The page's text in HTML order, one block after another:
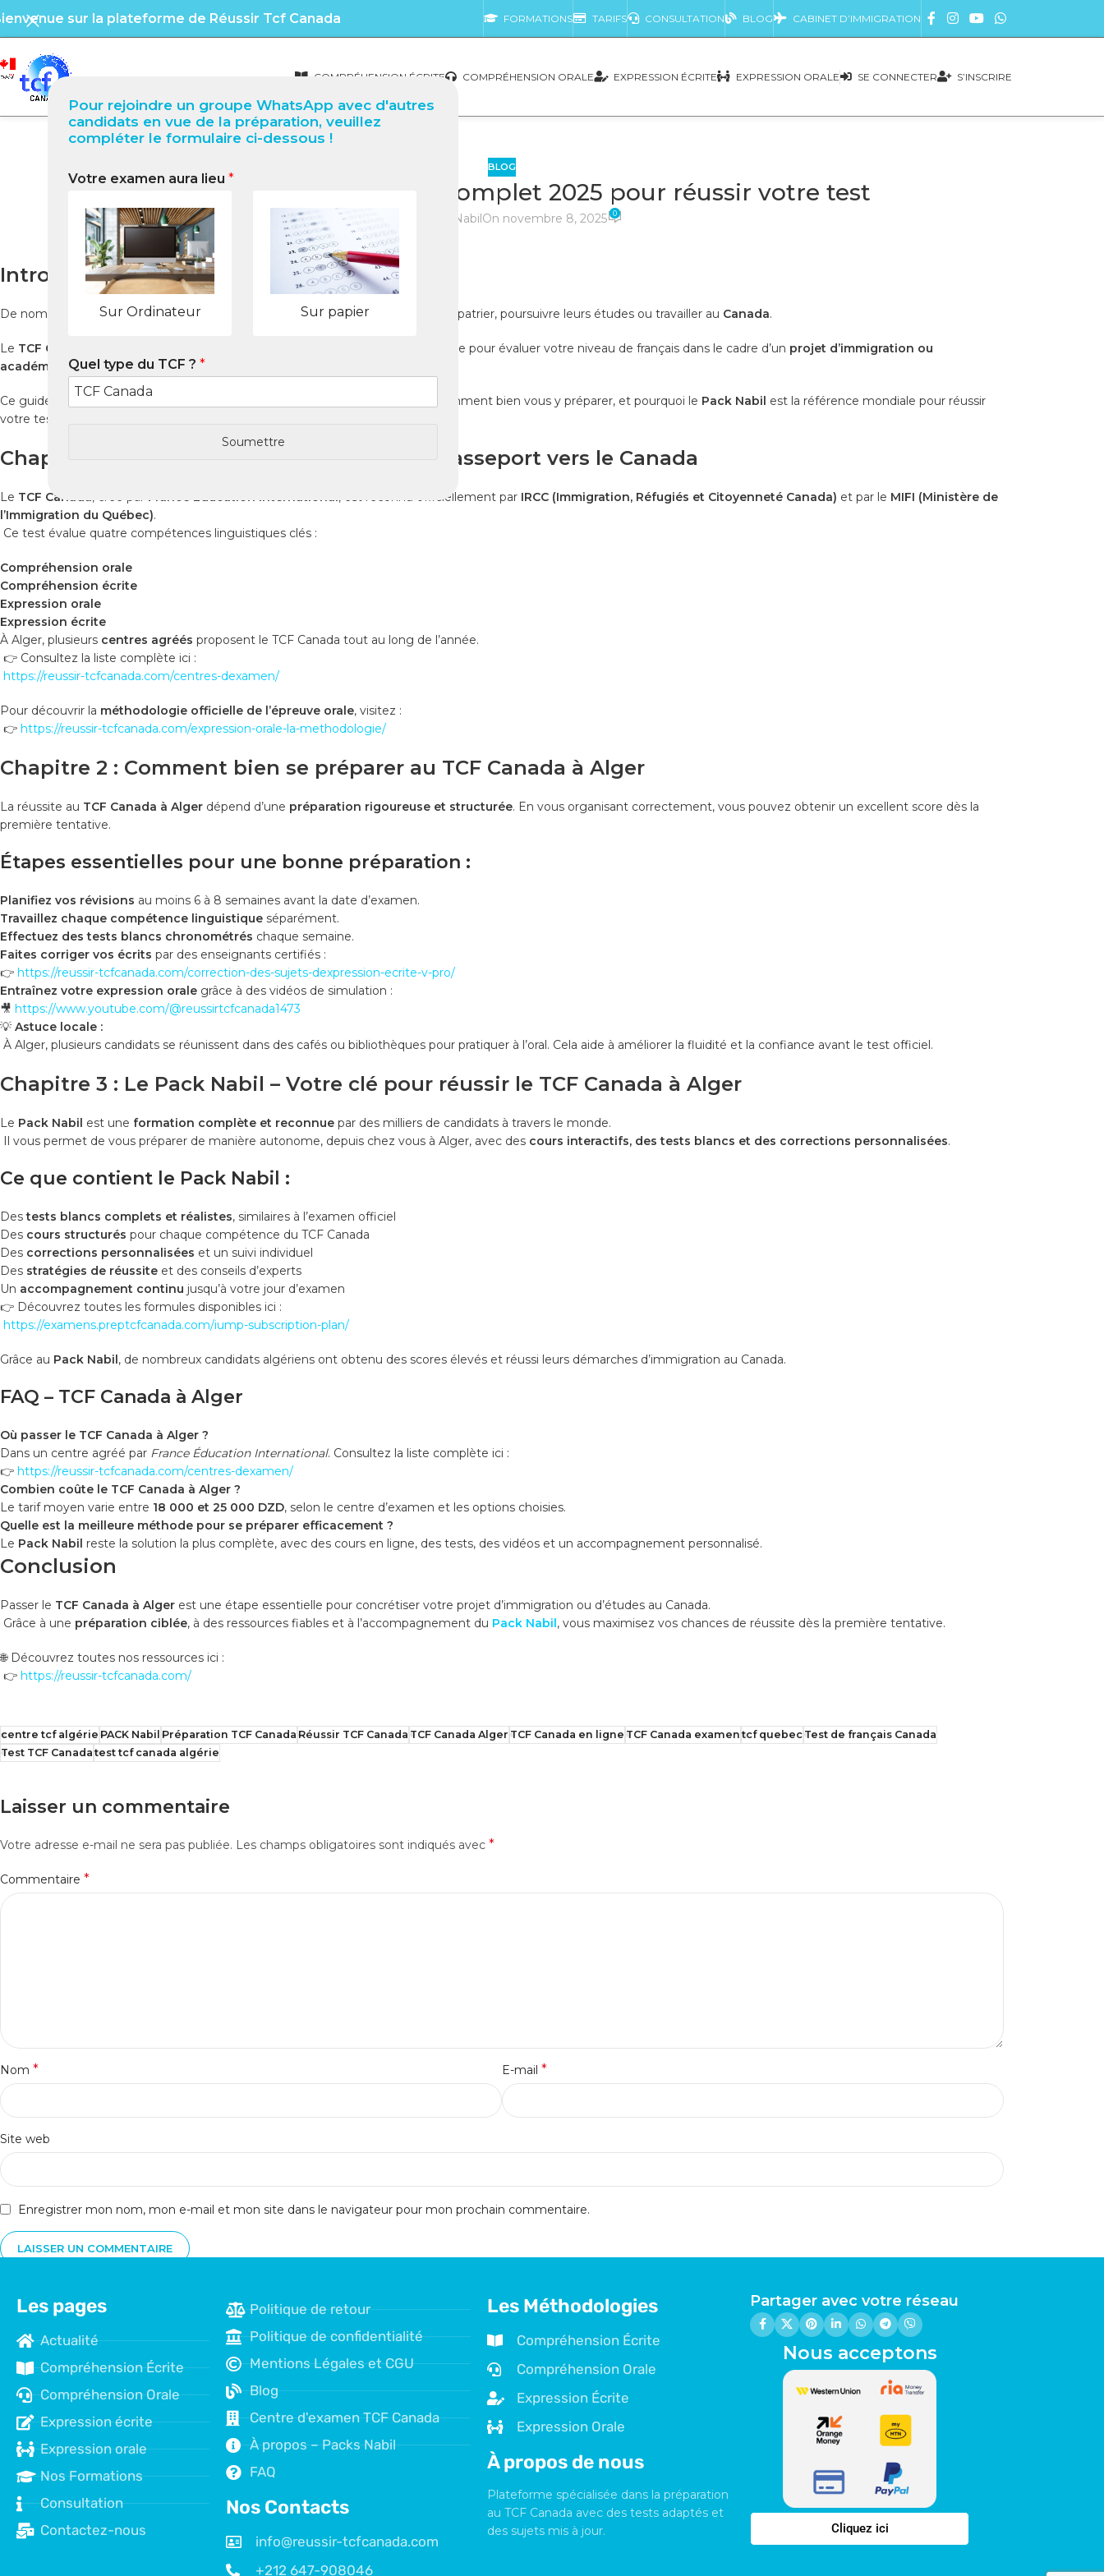
Pour rejoindre un groupe WhatsApp avec d'autres
candidats en vue de la préparation, veuillez
compléter le formulaire ci-dessous !
Votre examen aura lieu *
Sur Ordinateur Sur papier
Quel type du TCF ? *
Soumettre
sur la plateforme de Réussir Tcf Canada FORMATIONS TARIFS CONSULTATION BLOG CABINET D’IMMIGRATION
COMPRÉHENSION ÉCRITE COMPRÉHENSION ORALE EXPRESSION ÉCRITE EXPRESSION ORALE SE CONNECTER S’INSCRIRE
BLOG
TCF Canada à Alger Guide complet 2025 pour réussir votre test
NabilOn novembre 8, 2025 0
Introduction
De nombreux candidats àAlger, capitale de l’Algérie, souhaitent aujourd’hui s’expatrier, poursuivre leurs études ou travailler au Canada.
Le TCF Canada (Test de Connaissance du Français) est l’étape incontournable pour évaluer votre niveau de français dans le cadre d’un projet d’immigration ou
académique.
Ce guide complet vous explique , comment bien vous y préparer, et pourquoi le Pack Nabil est la référence mondiale pour réussir
votre test en 2025.
Chapitre 1 : Le TCF Canada à Alger – Votre passeport vers le Canada
Le TCF Canada, créé par France Éducation International, est reconnu officiellement par IRCC (Immigration, Réfugiés et Citoyenneté Canada) et par le MIFI (Ministère de
l’Immigration du Québec).
Ce test évalue quatre compétences linguistiques clés :
Compréhension orale
Compréhension écrite
Expression orale
Expression écrite
À Alger, plusieurs centres agréés proposent le TCF Canada tout au long de l’année.
👉 Consultez la liste complète ici :
https://reussir-tcfcanada.com/centres-dexamen/
Pour découvrir la méthodologie officielle de l’épreuve orale, visitez :
👉 https://reussir-tcfcanada.com/expression-orale-la-methodologie/
Chapitre 2 : Comment bien se préparer au TCF Canada à Alger
La réussite au TCF Canada à Alger dépend d’une préparation rigoureuse et structurée. En vous organisant correctement, vous pouvez obtenir un excellent score dès la
première tentative.
Étapes essentielles pour une bonne préparation :
Planifiez vos révisions au moins 6 à 8 semaines avant la date d’examen.
Travaillez chaque compétence linguistique séparément.
Effectuez des tests blancs chronométrés chaque semaine.
Faites corriger vos écrits par des enseignants certifiés :
👉 https://reussir-tcfcanada.com/correction-des-sujets-dexpression-ecrite-v-pro/
Entraînez votre expression orale grâce à des vidéos de simulation :
🎥 https://www.youtube.com/@reussirtcfcanada1473
💡 Astuce locale :
À Alger, plusieurs candidats se réunissent dans des cafés ou bibliothèques pour pratiquer à l’oral. Cela aide à améliorer la fluidité et la confiance avant le test officiel.
Chapitre 3 : Le Pack Nabil – Votre clé pour réussir le TCF Canada à Alger
Le Pack Nabil est une formation complète et reconnue par des milliers de candidats à travers le monde.
Il vous permet de vous préparer de manière autonome, depuis chez vous à Alger, avec des cours interactifs, des tests blancs et des corrections personnalisées.
Ce que contient le Pack Nabil :
Destests blancs complets et réalistes, similaires à l’examen officiel
Des cours structurés pour chaque compétence du TCF Canada
Des corrections personnalisées et un suivi individuel
Des stratégies de réussite et des conseils d’experts
Un accompagnement continu jusqu’à votre jour d’examen
👉 Découvrez toutes les formules disponibles ici :
https://examens.preptcfcanada.com/iump-subscription-plan/
Grâce au Pack Nabil , de nombreux candidats algériens ont obtenu des scores élevés et réussi leurs démarches d’immigration au Canada.
FAQ – TCF Canada à Alger
Où passer le TCF Canada à Alger ?
Dans un centre agréé par France Éducation International. Consultez la liste complète ici :
👉 https://reussir-tcfcanada.com/centres-dexamen/
Combien coûte le TCF Canada à Alger ?
Le tarif moyen varie entre 18 000 et 25 000 DZD, selon le centre d’examen et les options choisies.
Quelle est la meilleure méthode pour se préparer efficacement ?
Le Pack Nabil reste la solution la plus complète, avec des cours en ligne, des tests, des vidéos et un accompagnement personnalisé.
Conclusion
Passer le TCF Canada à Alger est une étape essentielle pour concrétiser votre projet d’immigration ou d’études au Canada.
Grâce à une préparation ciblée, à des ressources fiables et à l’accompagnement du Pack Nabil , vous maximisez vos chances de réussite dès la première tentative.
🌐 Découvrez toutes nos ressources ici :
👉 https://reussir-tcfcanada.com/
centre tcf algérie PACK Nabil Préparation TCF Canada Réussir TCF Canada TCF Canada Alger TCF Canada en ligne TCF Canada examen tcf quebecTest de français Canada
Test TCF Canada test tcf canada algérie
Laisser un commentaire
Votre adresse e-mail ne sera pas publiée. Les champs obligatoires sont indiqués avec *
Commentaire *
Nom * E-mail *
Site web
Enregistrer mon nom, mon e-mail et mon site dans le navigateur pour mon prochain commentaire.
Les pages
Actualité
Compréhension Écrite
Compréhension Orale
Expression écrite
Expression orale
Nos Formations
Consultation
Contactez-nous
Politique de retour
Politique de confidentialité
Mentions Légales et CGU
Blog
Centre d'examen TCF Canada
À propos – Packs Nabil
FAQ
Nos Contacts
info@reussir-tcfcanada.com
+212 647-908046
Les Méthodologies
Compréhension Écrite
Compréhension Orale
Expression Écrite
Expression Orale
À propos de nous
Plateforme spécialisée dans la préparation
au TCF Canada avec des tests adaptés et
des sujets mis à jour.
Partager avec votre réseau
Nous acceptons
Cliquez ici